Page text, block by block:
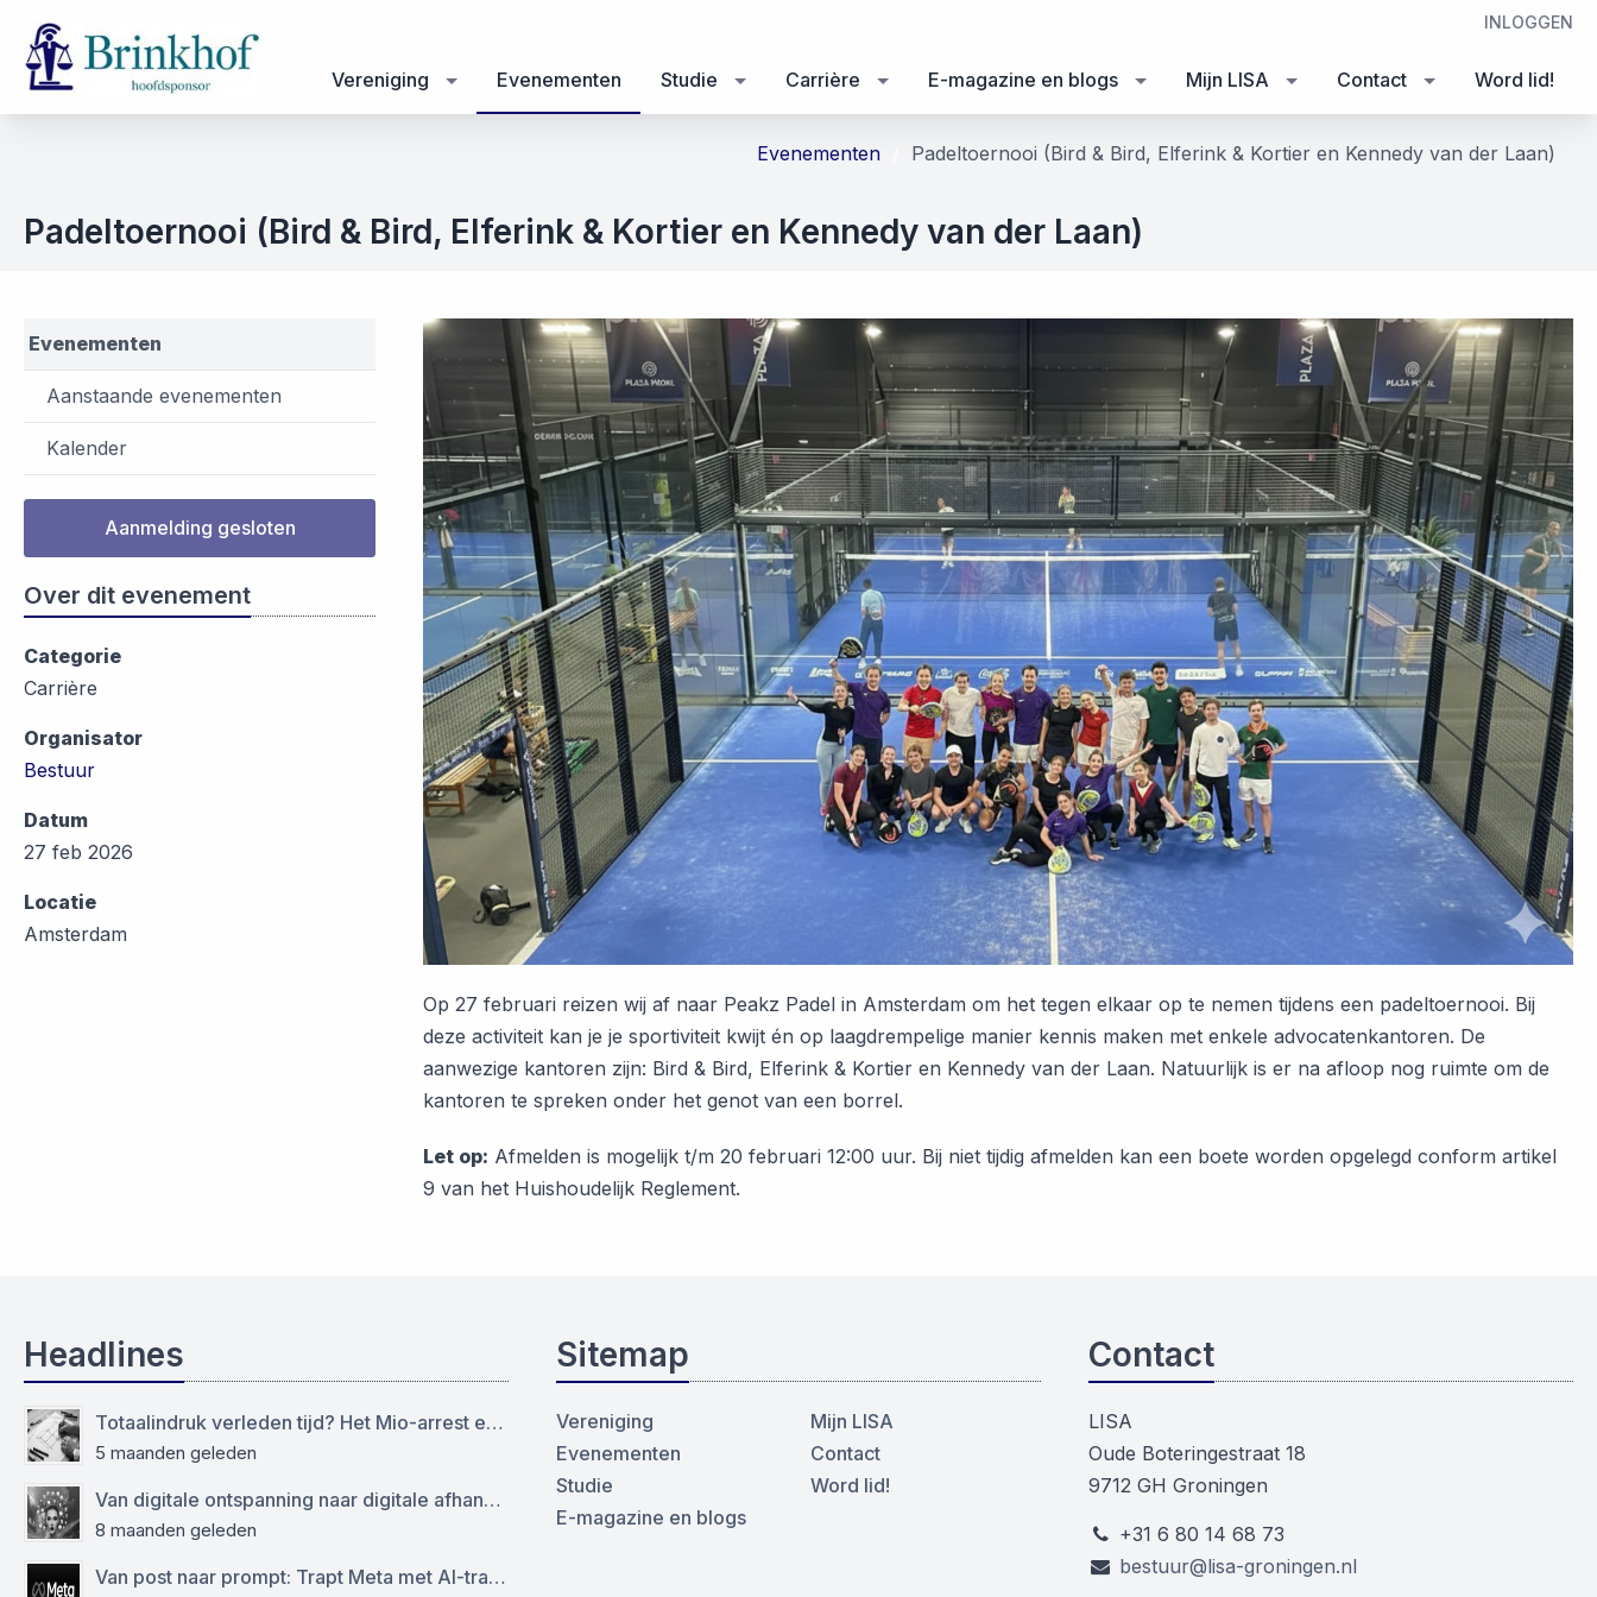
INLOGGEN
Vereniging Evenementen Studie Carrière E-magazine en blogs Mijn LISA Contact Word lid!
Evenementen Padeltoernooi (Bird & Bird, Elferink & Kortier en Kennedy van der Laan)
Padeltoernooi (Bird & Bird, Elferink & Kortier en Kennedy van der Laan)
Evenementen
Aanstaande evenementen
Kalender
Aanmelding gesloten
Over dit evenement
Categorie
Carrière
Organisator
Bestuur
Datum
27 feb 2026
Locatie
Amsterdam
Op 27 februari reizen wij af naar Peakz Padel in Amsterdam om het tegen elkaar op te nemen tijdens een padeltoernooi. Bij
deze activiteit kan je je sportiviteit kwijt én op laagdrempelige manier kennis maken met enkele advocatenkantoren. De
aanwezige kantoren zijn: Bird & Bird, Elferink & Kortier en Kennedy van der Laan. Natuurlijk is er na afloop nog ruimte om de
kantoren te spreken onder het genot van een borrel.
Let op: Afmelden is mogelijk t/m 20 februari 12:00 uur. Bij niet tijdig afmelden kan een boete worden opgelegd conform artikel
9 van het Huishoudelijk Reglement.
Headlines
Totaalindruk verleden tijd? Het Mio-arrest en de grens tussen het modellen- en auteursrecht
5 maanden geleden
Van digitale ontspanning naar digitale afhankelijkheid: functioneren sociale media als virtuele drugs?
8 maanden geleden
Van post naar prompt: Trapt Meta met AI-training op de AVG?
Sitemap
Vereniging
Evenementen
Studie
E-magazine en blogs
Mijn LISA
Contact
Word lid!
Contact
LISA
Oude Boteringestraat 18
9712 GH Groningen
+31 6 80 14 68 73
bestuur@lisa-groningen.nl